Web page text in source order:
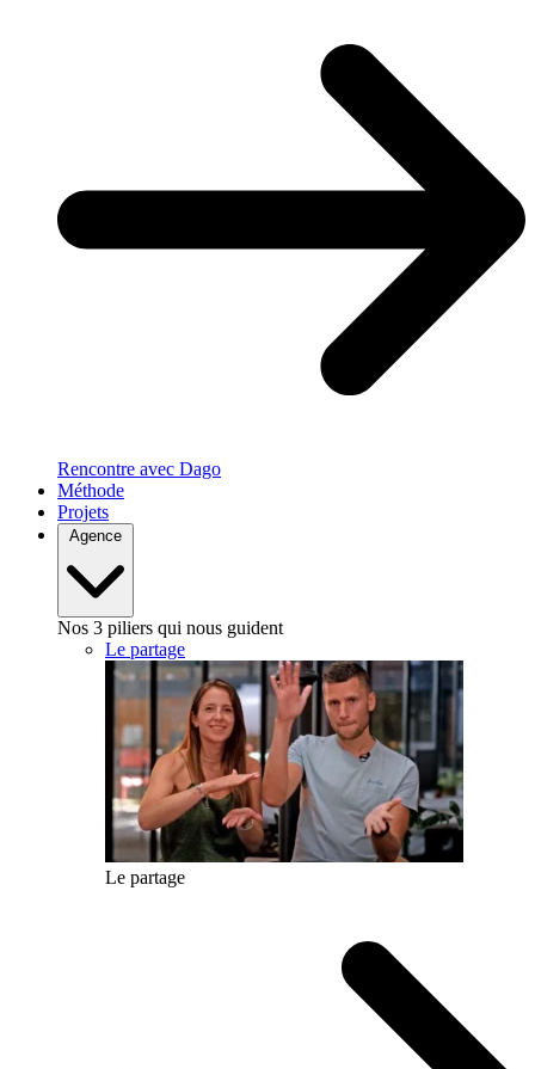
Rencontre avec Dago
Méthode
Projets
Agence
Nos 3 piliers qui nous guident
Le partage
Le partage